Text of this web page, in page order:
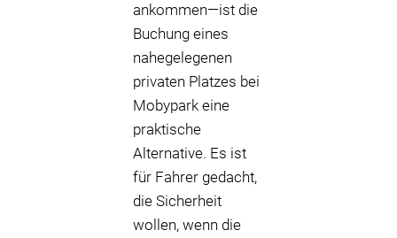
ankommen—ist die
Buchung eines
nahegelegenen
privaten Platzes bei
Mobypark eine
praktische
Alternative. Es ist
für Fahrer gedacht,
die Sicherheit
wollen, wenn die